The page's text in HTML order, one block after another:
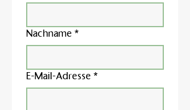
Nachname *
E-Mail-Adresse *